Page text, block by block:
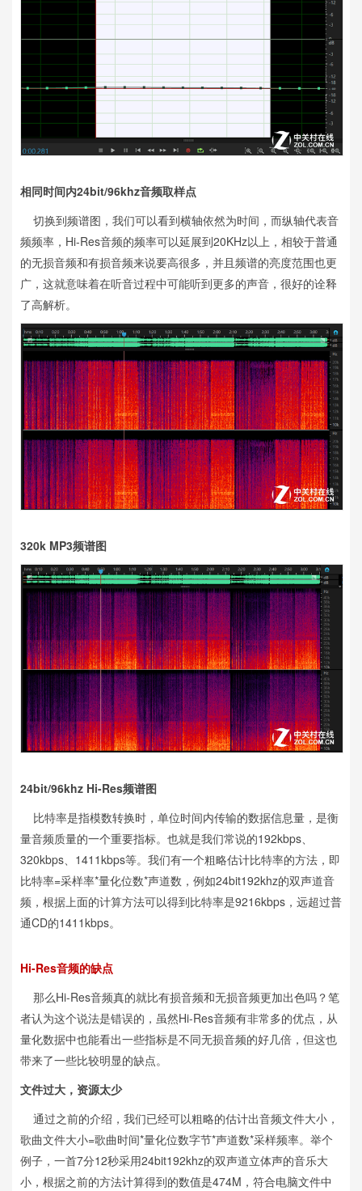
相同时间内24bit/96khz音频取样点
切换到频谱图，我们可以看到横轴依然为时间，而纵轴代表音
频频率，Hi-Res音频的频率可以延展到20KHz以上，相较于普通
的无损音频和有损音频来说要高很多，并且频谱的亮度范围也更
广，这就意味着在听音过程中可能听到更多的声音，很好的诠释
了高解析。
320k MP3频谱图
24bit/96khz Hi-Res频谱图
比特率是指模数转换时，单位时间内传输的数据信息量，是衡
量音频质量的一个重要指标。也就是我们常说的192kbps、
320kbps、1411kbps等。我们有一个粗略估计比特率的方法，即
比特率=采样率*量化位数*声道数，例如24bit192khz的双声道音
频，根据上面的计算方法可以得到比特率是9216kbps，远超过普
通CD的1411kbps。
Hi-Res音频的缺点
那么Hi-Res音频真的就比有损音频和无损音频更加出色吗？笔
者认为这个说法是错误的，虽然Hi-Res音频有非常多的优点，从
量化数据中也能看出一些指标是不同无损音频的好几倍，但这也
带来了一些比较明显的缺点。
文件过大，资源太少
通过之前的介绍，我们已经可以粗略的估计出音频文件大小，
歌曲文件大小=歌曲时间*量化位数字节*声道数*采样频率。举个
例子，一首7分12秒采用24bit192khz的双声道立体声的音乐大
小，根据之前的方法计算得到的数值是474M，符合电脑文件中